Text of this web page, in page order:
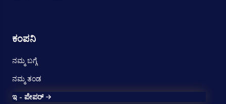
ಕಂಪನಿ
ನಮ್ಮ ಬಗ್ಗೆ
ನಮ್ಮ ತಂಡ
ಇ - ಪೇಪರ್